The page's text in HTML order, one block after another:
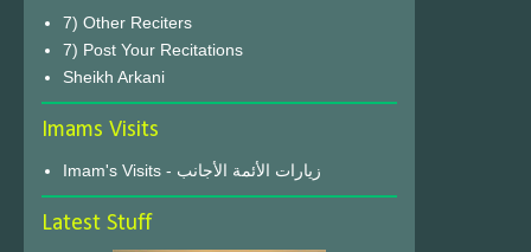
7) Other Reciters
7) Post Your Recitations
Sheikh Arkani
Imams Visits
Imam's Visits - زيارات الأئمة الأجانب
Latest Stuff